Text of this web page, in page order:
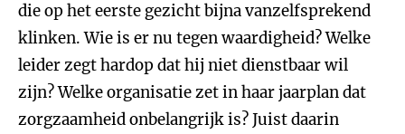
die op het eerste gezicht bijna vanzelfsprekend
klinken. Wie is er nu tegen waardigheid? Welke
leider zegt hardop dat hij niet dienstbaar wil
zijn? Welke organisatie zet in haar jaarplan dat
zorgzaamheid onbelangrijk is? Juist daarin